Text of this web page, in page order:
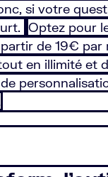
si votre
Optez pour
de 19€ par
en illimité et